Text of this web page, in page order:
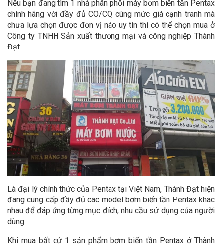
Nếu bạn đang tìm 1 nhà phân phối máy bơm biến tần Pentax
chính hãng với đầy đủ CO/CQ cùng mức giá cạnh tranh mà
chưa lựa chọn được đơn vị nào uy tín thì có thể chọn mua ở
Công ty TNHH Sản xuất thương mại và công nghiệp Thành
Đạt.
Là đại lý chính thức của Pentax tại Việt Nam, Thành Đạt hiện
đang cung cấp đầy đủ các model bơm biến tần Pentax khác
nhau để đáp ứng từng mục đích, nhu cầu sử dụng của người
dùng.
Khi mua bất cứ 1 sản phẩm bơm biến tần Pentax ở Thành